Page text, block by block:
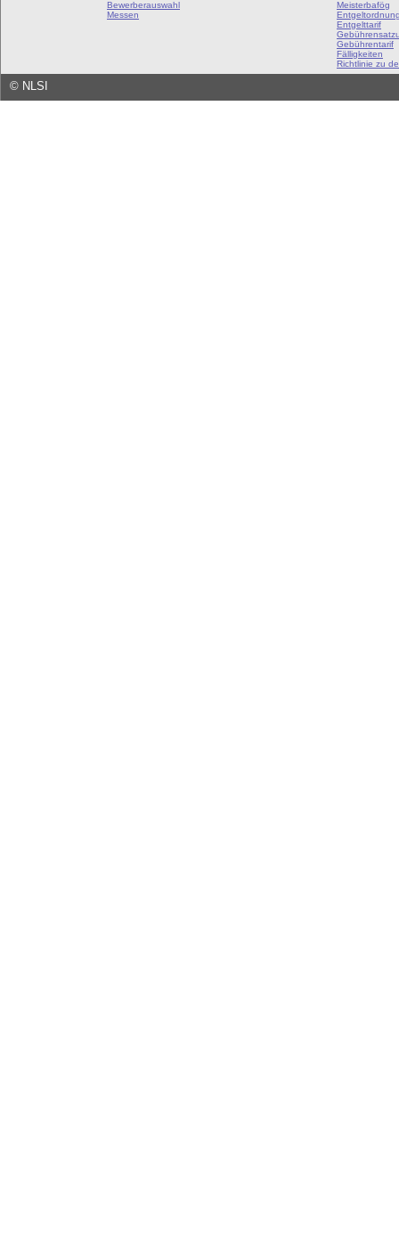
Bewerberauswahl
Messen
Meisterbafög
Entgelttarif
Gebührentarif
Fälligkeiten
Richtlinie zu
© NLSI